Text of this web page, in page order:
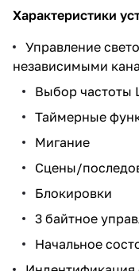
Характеристики
Управление
независимыми
Выбор
Таймерные
Мигание
Сцены/
Блокировки
3 байтное
Начальное